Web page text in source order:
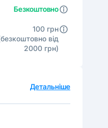
Безкоштовно
100 грн
від
2000 грн)
Детальніше